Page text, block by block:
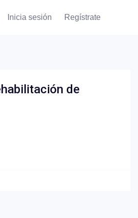
Inicia sesión Regístrate
de